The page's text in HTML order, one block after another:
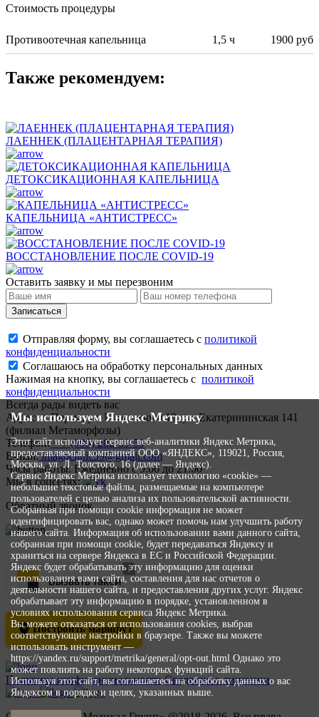
Стоимость процедуры
Противоотечная капельница 1,5 ч 1900 руб
Также рекомендуем:
ЛАЕННЕК (ПЛАЦЕНТАРНАЯ ТЕРАПИЯ)
ДЕТОКСИКАЦИОННАЯ КАПЕЛЬНИЦА
КАПЕЛЬНИЦА «АНТИСТРЕСС»
ВОССТАНОВЛЕНИЕ ПОСЛЕ COVID-19
Оставить заявку и мы перезвоним
Записаться
Отправляя форму, вы соглашаетесь с политикой
конфиденциальности
Соглашаюсь на обработку персональных данных
Нажимая на кнопку, вы соглашаетесь с политикой
конфиденциальности
Всегда рады видеть вас
Адрес:г. Пермь, ул. Мильчакова 19, ул. Екатерининская 141
(филиал Метаморфозы)
Телефон:+ 7 (999) 282-59-59
E-mail:imagoclinic59@gmail.com
Часы работы:Ежедневно с 9:00 до 21:00
Мы в соцсетях:
Обратный звонок
Вызвать такси
Построить маршрут
Политика конфиденциальности Сведения о лицензии
Мы используем Яндекс Метрику
Этот сайт использует сервис веб-аналитики Яндекс Метрика,
предоставляемый компанией ООО «ЯНДЕКС», 119021, Россия,
Москва, ул. Л. Толстого, 16 (далее — Яндекс).
Сервис Яндекс Метрика использует технологию «cookie» —
небольшие текстовые файлы, размещаемые на компьютере
пользователей с целью анализа их пользовательской активности.
Собранная при помощи cookie информация не может
идентифицировать вас, однако может помочь нам улучшить работу
нашего сайта. Информация об использовании вами данного сайта,
собранная при помощи cookie, будет передаваться Яндексу и
храниться на сервере Яндекса в ЕС и Российской Федерации.
Яндекс будет обрабатывать эту информацию для оценки
использования вами сайта, составления для нас отчетов о
деятельности нашего сайта, и предоставления других услуг. Яндекс
обрабатывает эту информацию в порядке, установленном в
условиях использования сервиса Яндекс Метрика.
Вы можете отказаться от использования cookies, выбрав
соответствующие настройки в браузере. Также вы можете
использовать инструмент —
https://yandex.ru/support/metrika/general/opt-out.html Однако это
может повлиять на работу некоторых функций сайта.
Используя этот сайт, вы соглашаетесь на обработку данных о вас
Яндексом в порядке и целях, указанных выше.